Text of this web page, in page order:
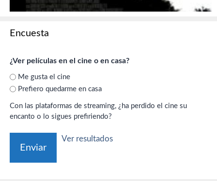
Encuesta
¿Ver películas en el cine o en casa?
Me gusta el cine
Prefiero quedarme en casa
Con las plataformas de streaming, ¿ha perdido el cine su
encanto o lo sigues prefiriendo?
Ver resultados